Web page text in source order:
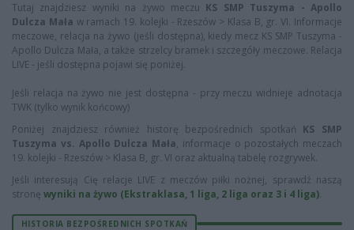
Tutaj znajdziesz wyniki na żywo meczu KS SMP Tuszyma - Apollo
Dulcza Mała w ramach 19. kolejki - Rzeszów > Klasa B, gr. VI. Informacje
meczowe, relacja na żywo (jeśli dostępna), kiedy mecz KS SMP Tuszyma -
Apollo Dulcza Mała, a także strzelcy bramek i szczegóły meczowe. Relacja
LIVE - jeśli dostępna pojawi się poniżej.
Jeśli relacja na żywo nie jest dostępna - przy meczu widnieje adnotacja
TWK (tylko wynik końcowy)
Poniżej znajdziesz również historę bezpośrednich spotkań KS SMP
Tuszyma vs. Apollo Dulcza Mała, informacje o pozostałych meczach
19. kolejki - Rzeszów > Klasa B, gr. VI oraz aktualną tabelę rozgrywek.
Jeśli interesują Cię relacje LIVE z meczów piłki nożnej, sprawdź naszą
stronę wyniki na żywo (Ekstraklasa, 1 liga, 2 liga oraz 3 i 4 liga).
HISTORIA BEZPOŚREDNICH SPOTKAŃ